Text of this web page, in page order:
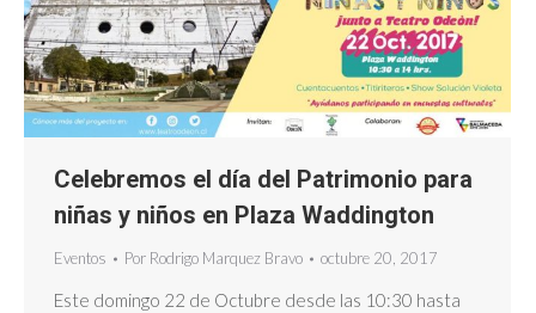
Celebremos el día del Patrimonio para
niñas y niños en Plaza Waddington
Eventos Por Rodrigo Marquez Bravo octubre 20, 2017
Este domingo 22 de Octubre desde las 10:30 hasta